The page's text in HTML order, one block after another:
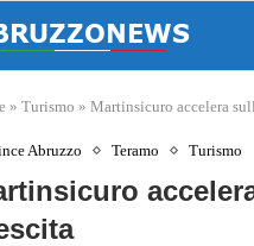
» Turismo » Martinsicuro accelera
Abruzzo Teramo Turismo